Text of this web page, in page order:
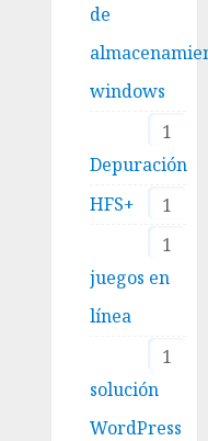
de
windows
1
Depuración
1
HFS+
1
juegos en
línea
1
solución
WordPress